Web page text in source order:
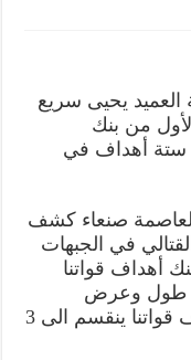
العميد يحيى سريع
من بنك
منها ستة أهداف في
صنعاء كشف
في الجبهات
بنك أهداف قواتنا
طول وعرض
جغرافيا دول العدوان وأن بنك أهداف قواتنا ينقسم الى 3